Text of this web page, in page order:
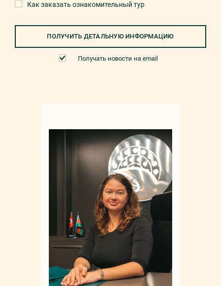
Как заказать ознакомительный тур
ПОЛУЧИТЬ ДЕТАЛЬНУЮ ИНФОРМАЦИЮ
Получать новости на email